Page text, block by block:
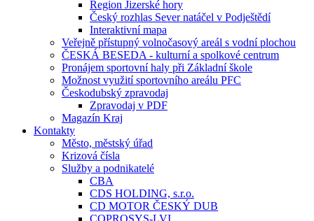
Region Jizerské hory
Český rozhlas Sever natáčel v Podještědí
Interaktivní mapa
Veřejně přístupný volnočasový areál s vodní plochou
ČESKÁ BESEDA - kulturní a spolkové centrum
Pronájem sportovní haly při Základní škole
Možnost využití sportovního areálu PFC
Českodubský zpravodaj
Zpravodaj v PDF
Magazín Kraj
Kontakty
Město, městský úřad
Krizová čísla
Služby a podnikatelé
CBA
CDS HOLDING, s.r.o.
CD MOTOR ČESKÝ DUB
COPROSYS-LVI